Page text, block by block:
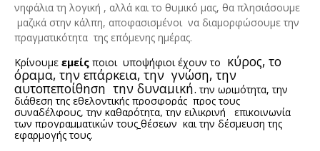
νηφάλια τη λογική , αλλά και το θυμικό μας, θα πλησιάσουμε
μαζικά στην κάλπη, αποφασισμένοι να διαμορφώσουμε την
πραγματικότητα της επόμενης ημέρας.
Κρίνουμε εμείς ποιοι υποψήφιοι έχουν το κύρος, το
όραμα, την επάρκεια, την γνώση, την
αυτοπεποίθηση την δυναμική. την ωριμότητα, την
διάθεση της εθελοντικής προσφοράς προς τους
συναδέλφους, την καθαρότητα, την ειλικρινή
επικοινωνία
των προγραμματικών τους θέσεων και την δέσμευση της
εφαρμογής τους.